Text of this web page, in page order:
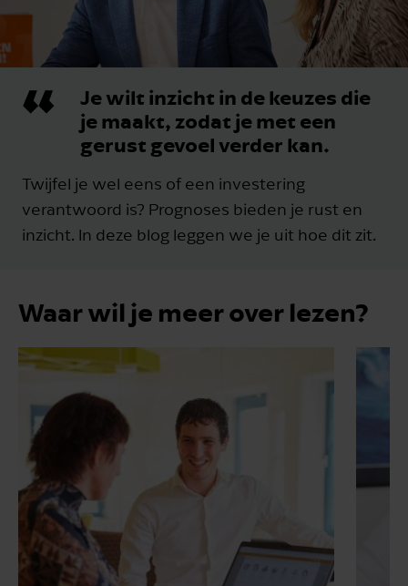
Je wilt inzicht in de keuzes die
je maakt, zodat je met een
gerust gevoel verder kan.
Twijfel je wel eens of een investering
verantwoord is? Prognoses bieden je rust en
inzicht. In deze blog leggen we je uit hoe dit zit.
Waar wil je meer over lezen?